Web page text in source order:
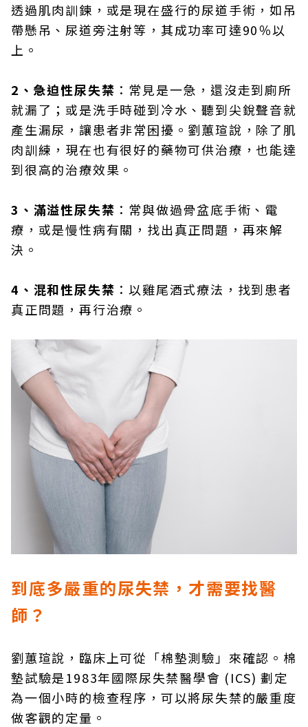
透過肌肉訓鍊，或是現在盛行的尿道手術，如吊
帶懸吊、尿道旁注射等，其成功率可達90％以
上。
2、急迫性尿失禁 ：常見是一急，還沒走到廁所
就漏了；或是洗手時碰到冷水、聽到尖銳聲音就
產生漏尿，讓患者非常困擾。劉蕙瑄說，除了肌
肉訓練，現在也有很好的藥物可供治療，也能達
到很高的治療效果。
3、滿溢性尿失禁 ：常與做過骨盆底手術、電
療，或是慢性病有關，找出真正問題，再來解
決。
4、混和性尿失禁 ：以雞尾酒式療法，找到患者
真正問題，再行治療。
到底多嚴重的尿失禁，才需要找醫
師？
劉蕙瑄說，臨床上可從「棉墊測驗」來確認。棉
墊試驗是1983年國際尿失禁醫學會 (ICS) 劃定
為一個小時的檢查程序，可以將尿失禁的嚴重度
做客觀的定量。